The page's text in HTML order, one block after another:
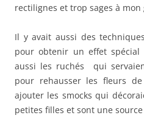
rectilignes et trop sages à mon
Il y avait aussi des
pour obtenir un effet
aussi les ruchés qui
pour rehausser les fleurs
ajouter les smocks qui
petites filles et sont une